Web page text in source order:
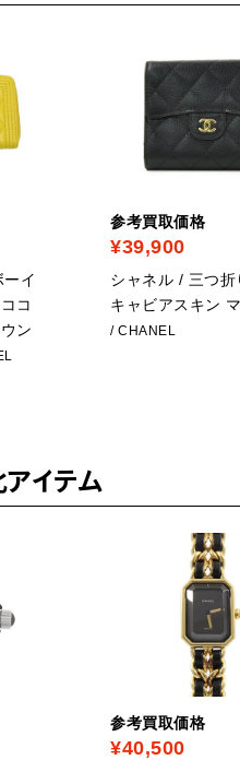
イ
コ
ン
参考買取価格
¥39,900
シャネル / 三つ折
キャビアスキン
/ CHANEL
イテム
参考買取価格
¥40,500